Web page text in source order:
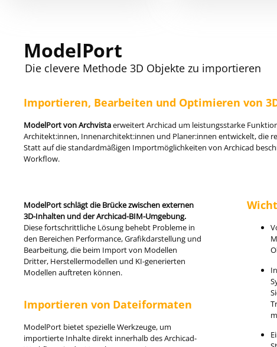
ModelPort
Die clevere Methode 3D Objekte zu importieren
Importieren, Bearbeiten und Optimieren von
ModelPort von ArchvistaerweitertArchicad um leistungsstarke
Architekt:innen, Innenarchitekt:innen und Planer:innen entwickelt, die
Statt auf die standardmäßigen Importmöglichkeiten von Archicad
Workflow.
ModelPort schlägt die Brücke zwischen externen
3D-Inhalten und der Archicad-BIM-Umgebung.
Diese fortschrittliche Lösung behebt Probleme in
den Bereichen Performance, Grafikdarstellung und
Bearbeitung, die beim Import von Modellen
Dritter, Herstellermodellen und KI-generierten
Modellen auftreten können.
Importieren von Dateiformaten
ModelPort bietet spezielle Werkzeuge, um
importierte Inhalte direkt innerhalb des Archicad-